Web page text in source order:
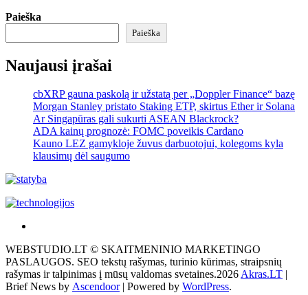
Paieška
Paieška
Naujausi įrašai
cbXRP gauna paskolą ir užstatą per „Doppler Finance“ bazę
Morgan Stanley pristato Staking ETP, skirtus Ether ir Solana
Ar Singapūras gali sukurti ASEAN Blackrock?
ADA kainų prognozė: FOMC poveikis Cardano
Kauno LEZ gamykloje žuvus darbuotojui, kolegoms kyla
klausimų dėl saugumo
tai
žemės
ploto
matavimo
WEBSTUDIO.LT © SKAITMENINIO MARKETINGO
PASLAUGOS. SEO tekstų rašymas, turinio kūrimas, straipsnių
rašymas ir talpinimas į mūsų valdomas svetaines.2026Akras.LT
Brief News by Ascendoor| Powered by WordPress.